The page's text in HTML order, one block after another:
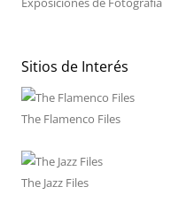
Sitios de Interés
The Flamenco Files
The Jazz Files